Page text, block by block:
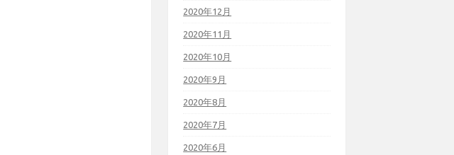
2020年12月
2020年11月
2020年10月
2020年9月
2020年8月
2020年7月
2020年6月